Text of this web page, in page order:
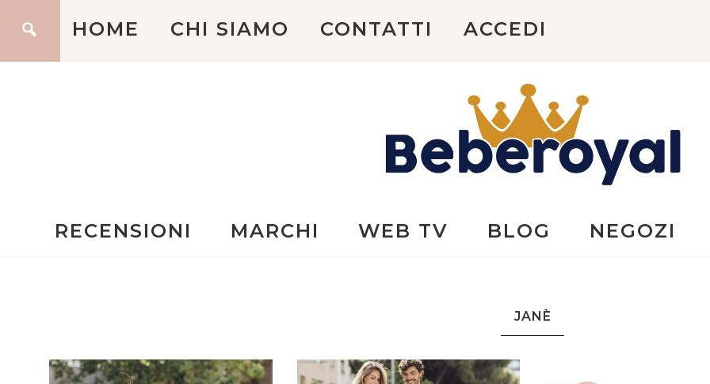
HOME CHI SIAMO CONTATTI ACCEDI
Beberoyal
RECENSIONI MARCHI WEB TV BLOG NEGOZI
JANÈ